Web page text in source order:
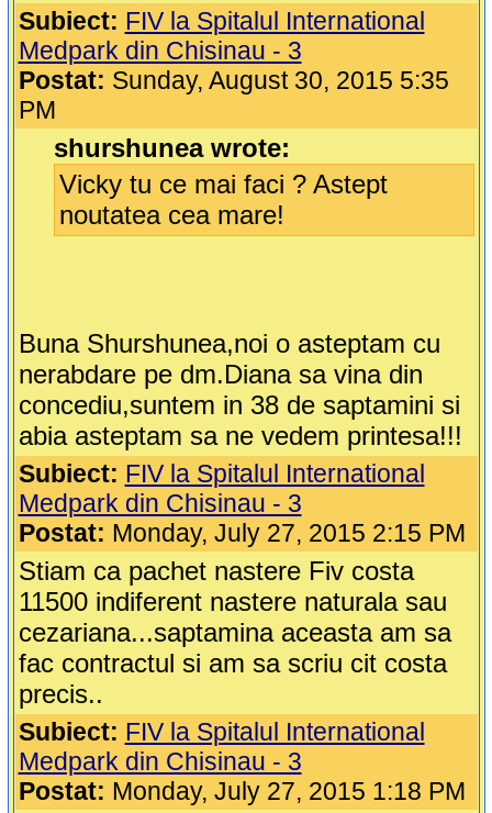
Subiect: FIV la Spitalul International
Medpark din Chisinau - 3
Postat: Sunday, August 30, 2015 5:35
PM
shurshunea wrote:
Vicky tu ce mai faci ? Astept
noutatea cea mare!
Buna Shurshunea,noi o asteptam cu
nerabdare pe dm.Diana sa vina din
concediu,suntem in 38 de saptamini si
abia asteptam sa ne vedem printesa!!!
Subiect: FIV la Spitalul International
Medpark din Chisinau - 3
Postat: Monday, July 27, 2015 2:15 PM
Stiam ca pachet nastere Fiv costa
11500 indiferent nastere naturala sau
cezariana...saptamina aceasta am sa
fac contractul si am sa scriu cit costa
precis..
Subiect: FIV la Spitalul International
Medpark din Chisinau - 3
Postat: Monday, July 27, 2015 1:18 PM